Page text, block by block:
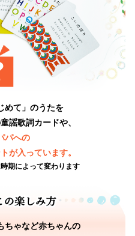
めて」のうたを
謡歌詞カードや、
パへの
が入っています。
期によって変わります
ちゃなど赤ちゃんの